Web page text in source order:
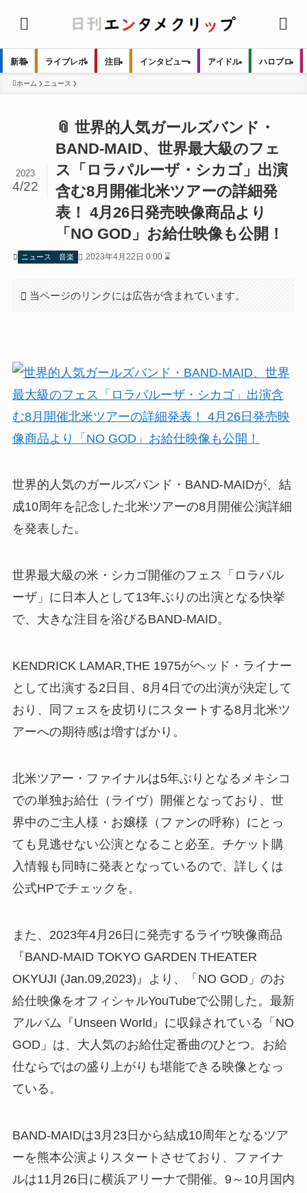
新着 ライブレポ 注目 インタビュー アイドル ハロプロ
ホーム ニュース
📎 世界的人気ガールズバンド・
BAND-MAID、世界最大級のフェ
ス「ロラパルーザ・シカゴ」出演
含む8月開催北米ツアーの詳細発
表！ 4月26日発売映像商品より
「NO GOD」お給仕映像も公開！
2023
4/22
ニュース 音楽 2023年4月22日 0:00 ⌛
当ページのリンクには広告が含まれています。
世界的人気のガールズバンド・BAND-MAIDが、結
成10周年を記念した北米ツアーの8月開催公演詳細
を発表した。
世界最大級の米・シカゴ開催のフェス「ロラパル
ーザ」に日本人として13年ぶりの出演となる快挙
で、大きな注目を浴びるBAND-MAID。
KENDRICK LAMAR,THE 1975がヘッド・ライナー
として出演する2日目、8月4日での出演が決定して
おり、同フェスを皮切りにスタートする8月北米ツ
アーへの期待感は増すばかり。
北米ツアー・ファイナルは5年ぶりとなるメキシコ
での単独お給仕（ライヴ）開催となっており、世
界中のご主人様・お嬢様（ファンの呼称）にとっ
ても見逃せない公演となること必至。チケット購
入情報も同時に発表となっているので、詳しくは
公式HPでチェックを。
また、2023年4月26日に発売するライヴ映像商品
『BAND-MAID TOKYO GARDEN THEATER
OKYUJI (Jan.09,2023)』より、「NO GOD」のお
給仕映像をオフィシャルYouTubeで公開した。最新
アルバム『Unseen World』に収録されている「NO
GOD」は、大人気のお給仕定番曲のひとつ。お給
仕ならではの盛り上がりも堪能できる映像となっ
ている。
BAND-MAIDは3月23日から結成10周年となるツア
ーを熊本公演よりスタートさせており、ファイナ
ルは11月26日に横浜アリーナで開催。9～10月国内